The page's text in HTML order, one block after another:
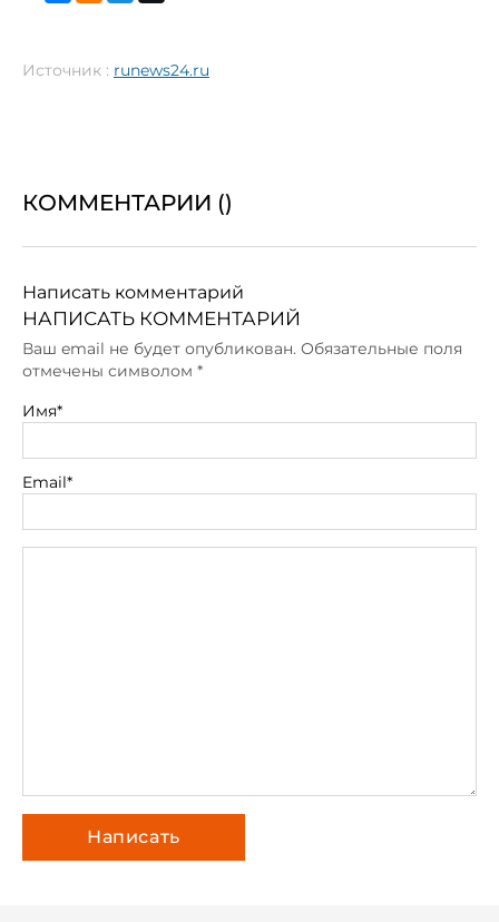
Источник : runews24.ru
КОММЕНТАРИИ ()
Написать комментарий
НАПИСАТЬ КОММЕНТАРИЙ
Ваш email не будет опубликован. Обязательные поля
отмечены символом *
Имя*
Email*